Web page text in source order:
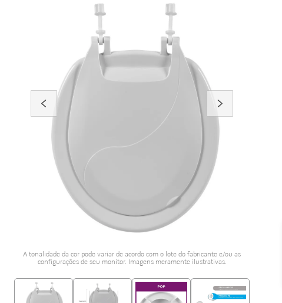
A tonalidade da cor pode variar de acordo com o lote do fabricante e/ou as
configurações de seu monitor. Imagens meramente ilustrativas.
5 º
6 º
7º
8 vaso sanitário
telhas
10 porcelanato acetinado